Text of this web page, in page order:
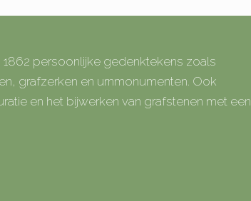
1862 persoonlijke gedenktekens zoals
grafzerken en urnmonumenten. Ook
en het bijwerken van grafstenen met een